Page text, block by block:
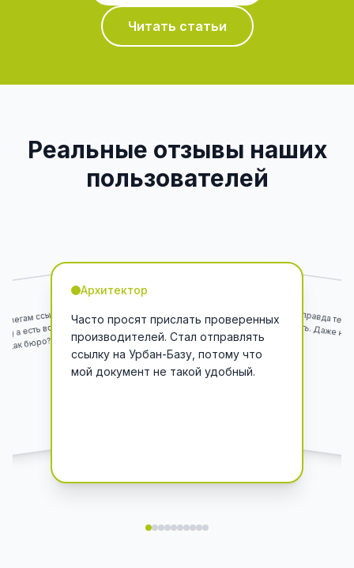
Читать статьи
Реальные отзывы наших
пользователей
Архитектор
Часто просят прислать проверенных
производителей. Стал отправлять
ссылку на Урбан-Базу, потому что
мой документ не такой удобный.
Платформу и правда
рекомендовать. Даже не
раньше.
ссылку на Урбан-
:) а есть возможность
как бюро?